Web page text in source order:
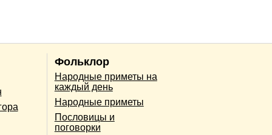
Фольклор
Народные приметы на
каждый день
Народные приметы
Пословицы и
поговорки